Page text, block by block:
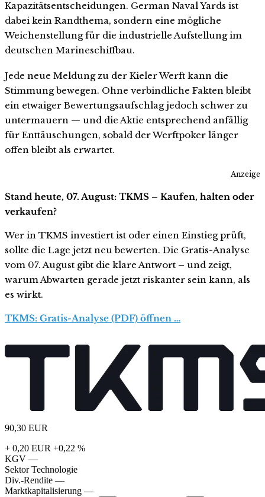
Kapazitätsentscheidungen. German Naval Yards ist
dabei kein Randthema, sondern eine mögliche
Weichenstellung für die industrielle Aufstellung im
deutschen Marineschiffbau.
Jede neue Meldung zu der Kieler Werft kann die
Stimmung bewegen. Ohne verbindliche Fakten bleibt
ein etwaiger Bewertungsaufschlag jedoch schwer zu
untermauern — und die Aktie entsprechend anfällig
für Enttäuschungen, sobald der Werftpoker länger
offen bleibt als erwartet.
Anzeige
Stand heute, 07. August: TKMS – Kaufen, halten oder
verkaufen?
Wer in TKMS investiert ist oder einen Einstieg prüft,
sollte die Lage jetzt neu bewerten. Die Gratis-Analyse
vom 07. August gibt die klare Antwort – und zeigt,
warum Abwarten gerade jetzt riskanter sein kann, als
es wirkt.
TKMS: Gratis-Analyse (PDF) öffnen …
90,30 EUR
+ 0,20 EUR +0,22 %
KGV —
Sektor Technologie
Div.-Rendite —
Marktkapitalisierung —